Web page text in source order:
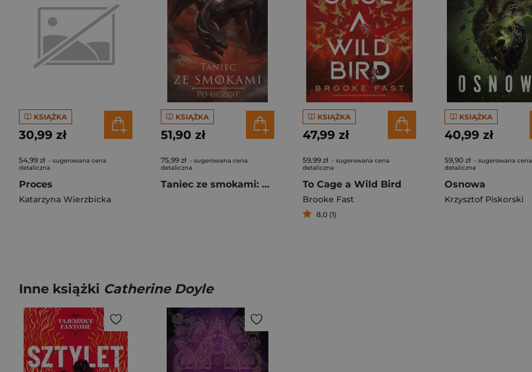
KSIĄŻKA
30,99 zł
54,99 zł - sugerowana cena
detaliczna
Proces
Katarzyna Wierzbicka
KSIĄŻKA
51,90 zł
75,99 zł - sugerowana cena
detaliczna
Taniec ze smokami: Po uczcie [Nowa okładka nieserialowa]
KSIĄŻKA
47,99 zł
59,99 zł - sugerowana cena
detaliczna
To Cage a Wild Bird
Brooke Fast
8,0 (1)
KSIĄŻKA
40,99 zł
59,90 zł - sugerowana cena
detaliczna
Osnowa
Krzysztof Piskorski
Inne książki Catherine Doyle